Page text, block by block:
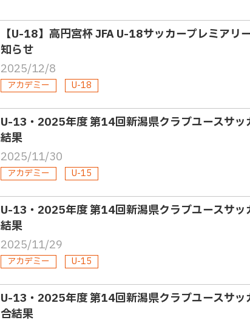
【U-18】高円宮杯 JFA U-18サッカープレミア
知らせ
2025/12/8
アカデミー U-18
U-13・2025年度 第14回新潟県クラブユースサ
結果
2025/11/30
アカデミー U-15
U-13・2025年度 第14回新潟県クラブユースサ
結果
2025/11/29
アカデミー U-15
U-13・2025年度 第14回新潟県クラブユースサ
合結果